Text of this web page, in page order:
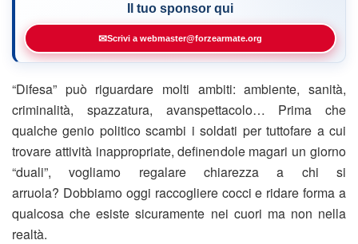
Il tuo sponsor qui
✉Scrivi a webmaster@forzearmate.org
“Difesa” può riguardare molti ambiti: ambiente, sanità,
criminalità, spazzatura, avanspettacolo… Prima che
qualche genio politico scambi i soldati per tuttofare a cui
trovare attività inappropriate, definendole magari un giorno
“duali”, vogliamo regalare chiarezza a chi si
arruola? Dobbiamo oggi raccogliere cocci e ridare forma a
qualcosa che esiste sicuramente nei cuori ma non nella
realtà.